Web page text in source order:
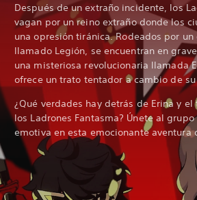
Después de un extraño incidente, los
vagan por un reino extraño donde los
una opresión tiránica. Rodeados por
llamado Legión, se encuentran en
una misteriosa revolucionaria llamada
ofrece un trato tentador a cambio de
¿Qué verdades hay detrás de Erina y
los Ladrones Fantasma? Únete al
emotiva en esta emocionante aventura